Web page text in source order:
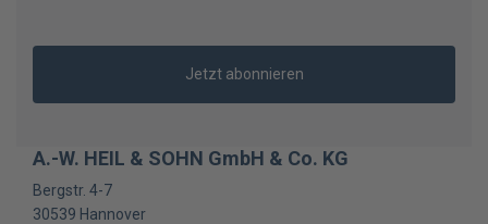
Jetzt abonnieren
A.-W. HEIL & SOHN GmbH & Co. KG
Bergstr. 4-7
30539 Hannover